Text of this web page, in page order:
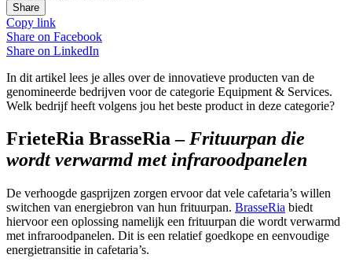
Share
Copy link
Share on Facebook
Share on LinkedIn
In dit artikel lees je alles over de innovatieve producten van de
genomineerde bedrijven voor de categorie Equipment & Services.
Welk bedrijf heeft volgens jou het beste product in deze categorie?
FrieteRia BrasseRia –Frituurpan die
wordt verwarmd met infraroodpanelen
De verhoogde gasprijzen zorgen ervoor dat vele cafetaria’s willen
switchen van energiebron van hun frituurpan. BrasseRia biedt
hiervoor een oplossing namelijk een frituurpan die wordt verwarmd
met infraroodpanelen. Dit is een relatief goedkope en eenvoudige
energietransitie in cafetaria’s.